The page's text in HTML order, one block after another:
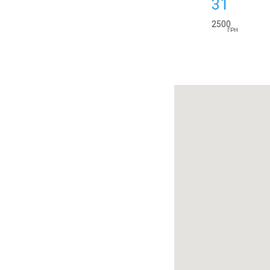
31
2500
ГРН